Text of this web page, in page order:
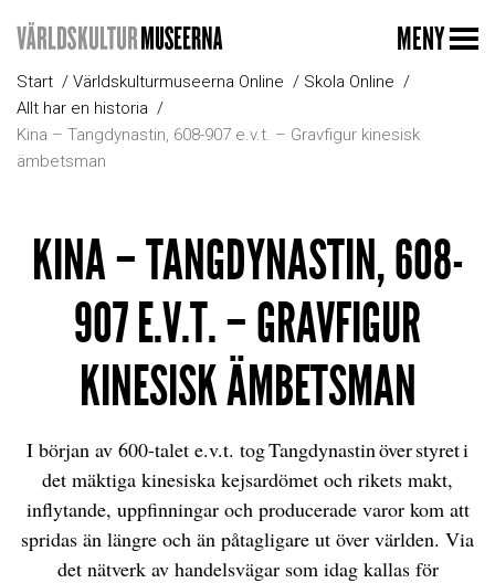
MENY
Start Världskulturmuseerna Online
Skola Online
Allt har en historia
Kina – Tangdynastin, 608-907 e.v.t. – Gravfigur kinesisk
ämbetsman
KINA – TANGDYNASTIN, 608-
907 E.V.T. – GRAVFIGUR
KINESISK ÄMBETSMAN
I början av 600-talet e.v.t. tog Tangdynastin över styret i
det mäktiga kinesiska kejsardömet och rikets makt,
inflytande, uppfinningar och producerade varor kom att
spridas än längre och än påtagligare ut över världen. Via
det nätverk av handelsvägar som idag kallas för